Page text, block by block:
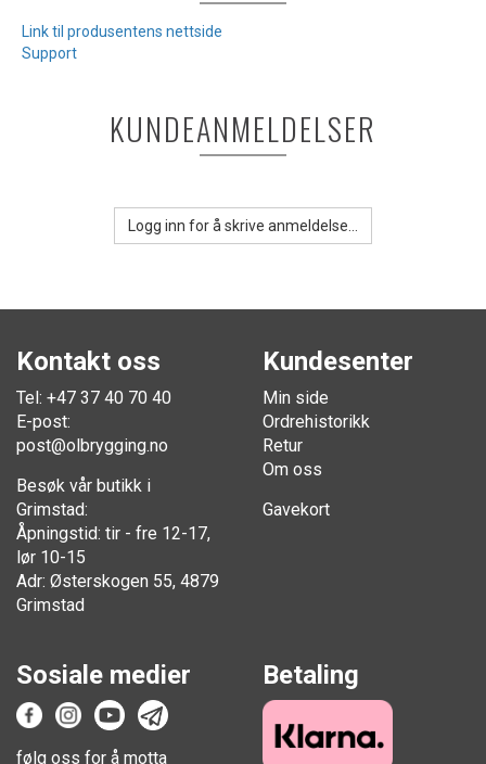
Link til produsentens nettside
Support
KUNDEANMELDELSER
Logg inn for å skrive anmeldelse...
Kontakt oss
Tel: +47 37 40 70 40
E-post:
post@olbrygging.no
Besøk vår butikk i
Grimstad:
Åpningstid: tir - fre 12-17,
lør 10-15
Adr: Østerskogen 55, 4879
Grimstad
Kundesenter
Min side
Ordrehistorikk
Retur
Om oss
Gavekort
Sosiale medier
følg oss for å motta
Betaling